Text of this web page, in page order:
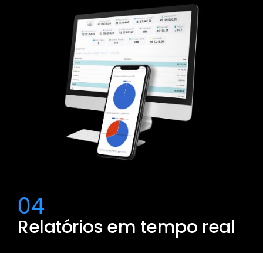
04
Relatórios em tempo real